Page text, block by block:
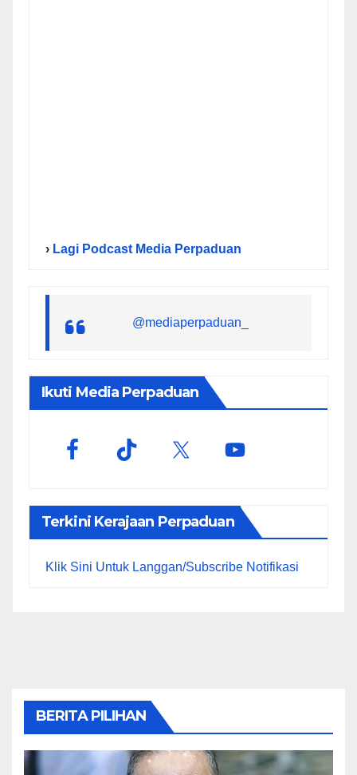
› Lagi Podcast Media Perpaduan
@mediaperpaduan_
Ikuti Media Perpaduan
Terkini Kerajaan Perpaduan
Klik Sini Untuk Langgan/Subscribe Notifikasi
BERITA PILIHAN